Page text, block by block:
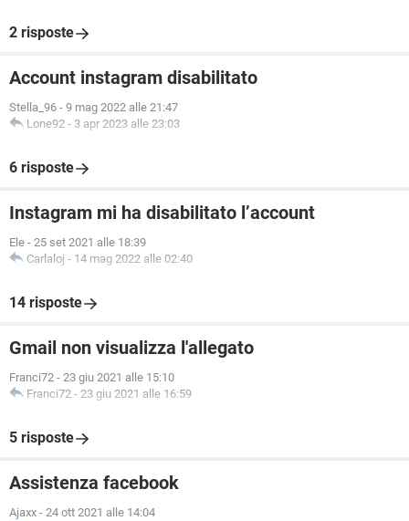
2 risposte
Account instagram disabilitato
Stella_96 - 9 mag 2022 alle 21:47
Lone92 - 3 apr 2023 alle 23:03
6 risposte
Instagram mi ha disabilitato l’account
Ele - 25 set 2021 alle 18:39
Carlaloj - 14 mag 2022 alle 02:40
14 risposte
Gmail non visualizza l'allegato
Franci72 - 23 giu 2021 alle 15:10
Franci72 - 23 giu 2021 alle 16:59
5 risposte
Assistenza facebook
Ajaxx - 24 ott 2021 alle 14:04